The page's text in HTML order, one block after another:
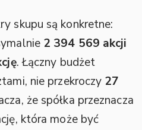
skupu są konkretne:
2 394 569 akcji
. Łączny budżet
nie przekroczy 27
że spółka przeznacza
która może być